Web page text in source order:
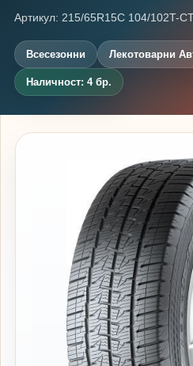
Артикул: 215/65R15C 104/102T-
Всесезонни Лекотоварни
Наличност: 4 бр.